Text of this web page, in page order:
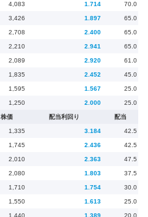
4,083 1.714 70.0
3,426 1.897 65.0
2,708 2.400 65.0
2,210 2.941 65.0
2,089 2.920 61.0
1,835 2.452 45.0
1,595 1.567 25.0
1,250 2.000 25.0
株価 配当利回り 配当
1,335 3.184 42.5
1,745 2.436 42.5
2,010 2.363 47.5
2,080 1.803 37.5
1,710 1.754 30.0
1,550 1.613 25.0